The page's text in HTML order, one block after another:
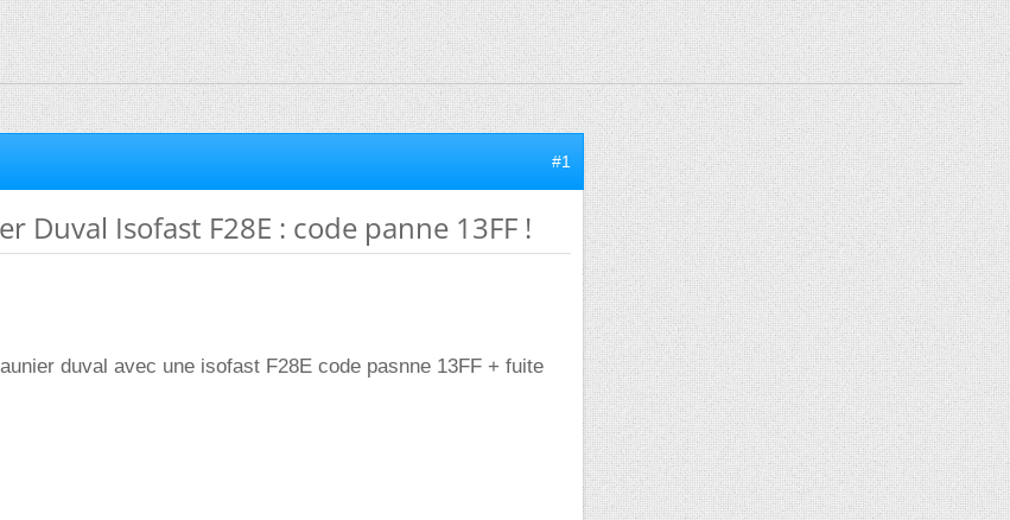
#1
Duval Isofast F28E : code panne 13FF !
duval avec une isofast F28E code pasnne 13FF + fuite